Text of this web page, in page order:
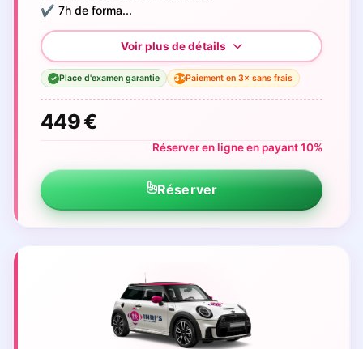
✔️ 7h de forma...
✓ Place d'examen garantie 3×Paiement en 3× sans frais
449 €
Réserver en ligne en payant 10%
Réserver